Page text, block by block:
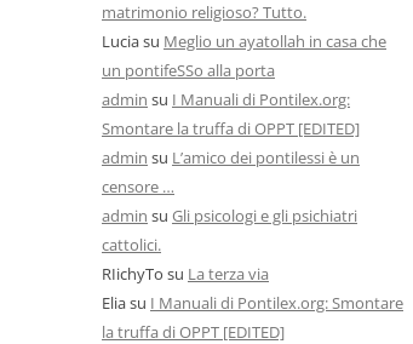
matrimonio religioso? Tutto.
Luciasu Meglio un ayatollah in casa che
un pontifeSSo alla porta
admin su I Manuali di Pontilex.org:
Smontare la truffa di OPPT [EDITED]
admin su L’amico dei pontilessi è un
censore …
admin su Gli psicologi e gli psichiatri
cattolici.
RIichyTo su La terza via
Eliasu I Manuali di Pontilex.org: Smontare
la truffa di OPPT [EDITED]